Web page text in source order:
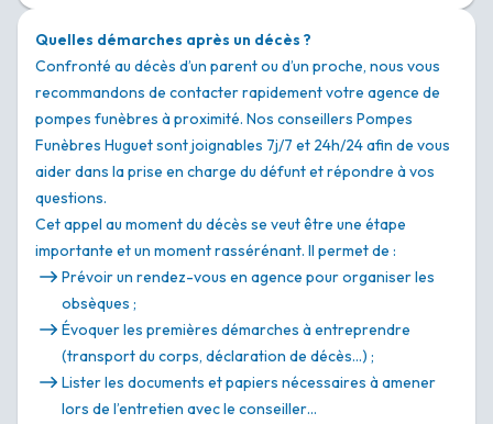
Quelles démarches après un décès ?
Confronté au décès d’un parent ou d’un proche, nous vous
recommandons de contacter rapidement votre agence de
pompes funèbres à proximité. Nos conseillers Pompes
Funèbres Huguet sont joignables 7j/7 et 24h/24 afin de vous
aider dans la prise en charge du défunt et répondre à vos
questions.
Cet appel au moment du décès se veut être une étape
importante et un moment rassérénant. Il permet de :
Prévoir un rendez-vous en agence pour organiser les
obsèques ;
Évoquer les premières démarches à entreprendre
(transport du corps, déclaration de décès…) ;
Lister les documents et papiers nécessaires à amener
lors de l’entretien avec le conseiller…